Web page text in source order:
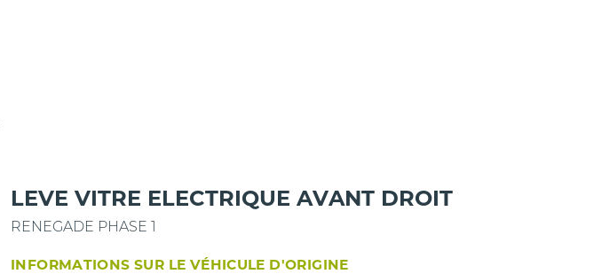
LEVE VITRE ELECTRIQUE AVANT DROIT
RENEGADE PHASE 1
INFORMATIONS SUR LE VÉHICULE D'ORIGINE